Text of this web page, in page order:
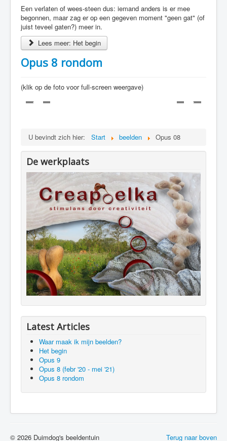
Een verlaten of wees-steen dus: iemand anders is er mee
begonnen, maar zag er op een gegeven moment "geen gat" (of
juist teveel gaten?) meer in.
Lees meer: Het begin
Opus 8 rondom
(klik op de foto voor full-screen weergave)
U bevindt zich hier: Start beelden Opus 08
De werkplaats
Latest Articles
Waar maak ik mijn beelden?
Het begin
Opus 9
Opus 8 (febr '20 - mei '21)
Opus 8 rondom
Terug naar boven
© 2026 Duimdog's beeldentuin